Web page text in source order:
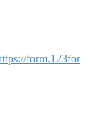
form.123for